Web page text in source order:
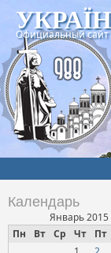
Официальный сайт
Календарь
Январь 2015
Пн
Вт Ср Чт Пт